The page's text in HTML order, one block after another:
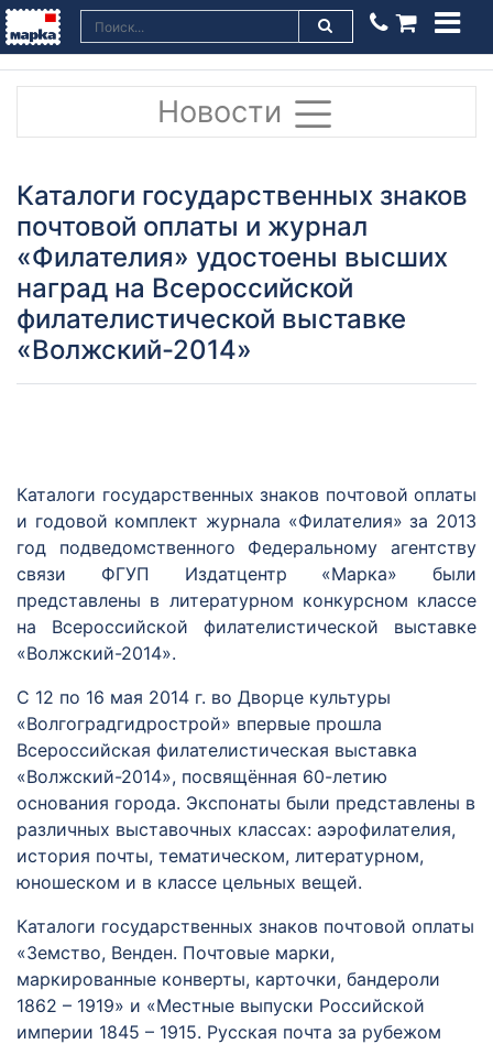
Новости
Каталоги государственных знаков
почтовой оплаты и журнал
«Филателия» удостоены высших
наград на Всероссийской
филателистической выставке
«Волжский-2014»
Каталоги государственных знаков почтовой оплаты
и годовой комплект журнала «Филателия» за 2013
год подведомственного Федеральному агентству
связи ФГУП Издатцентр «Марка» были
представлены в литературном конкурсном классе
на Всероссийской филателистической выставке
«Волжский-2014».
С 12 по 16 мая 2014 г. во Дворце культуры
«Волгоградгидрострой» впервые прошла
Всероссийская филателистическая выставка
«Волжский-2014», посвящённая 60-летию
основания города. Экспонаты были представлены в
различных выставочных классах: аэрофилателия,
история почты, тематическом, литературном,
юношеском и в классе цельных вещей.
Каталоги государственных знаков почтовой оплаты
«Земство, Венден. Почтовые марки,
маркированные конверты, карточки, бандероли
1862 – 1919» и «Местные выпуски Российской
империи 1845 – 1915. Русская почта за рубежом